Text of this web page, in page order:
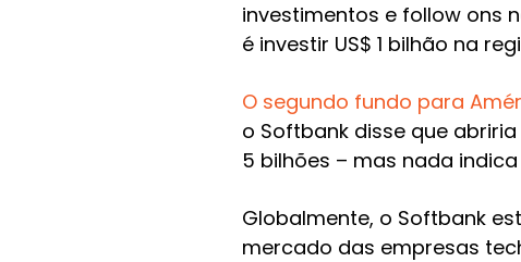
investimentos e follow ons
é investir US$ 1 bilhão na
O segundo fundo para
o Softbank disse que
5 bilhões – mas nada
Globalmente, o Softbank
mercado das empresas